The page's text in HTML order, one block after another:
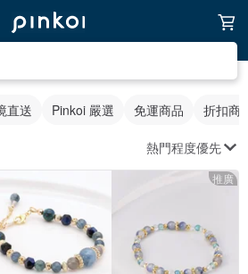
直送 Pinkoi 嚴選 免運商品 折扣商
熱門程度優先
推廣